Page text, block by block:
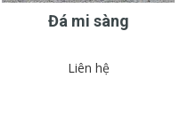
Đá mi sàng
Liên hệ